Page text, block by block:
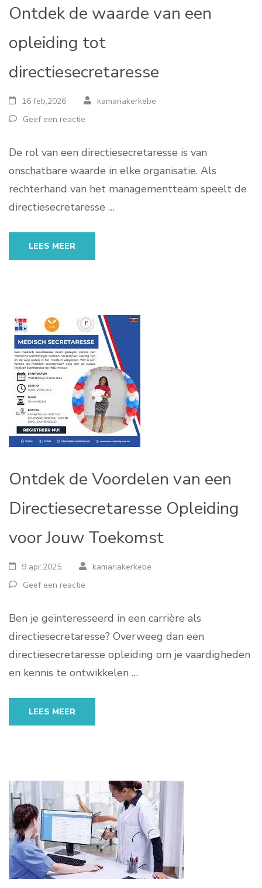
Ontdek de waarde van een
opleiding tot
directiesecretaresse
16 feb,2026
kamariakerkebe
Geef een reactie
De rol van een directiesecretaresse is van
onschatbare waarde in elke organisatie. Als
rechterhand van het managementteam speelt de
directiesecretaresse …
LEES MEER
Ontdek de Voordelen van een
Directiesecretaresse Opleiding
voor Jouw Toekomst
9 apr,2025
kamariakerkebe
Geef een reactie
Ben je geïnteresseerd in een carrière als
directiesecretaresse? Overweeg dan een
directiesecretaresse opleiding om je vaardigheden
en kennis te ontwikkelen …
LEES MEER